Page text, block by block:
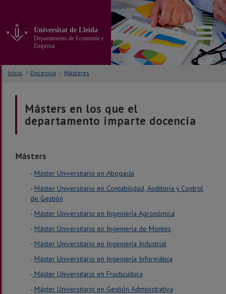
contenido
principal
página
Universitat de Lleida
Departamento de Economía y
Empresa
Inicio / Docencia / Másteres
Másters en los que el
departamento imparte docencia
Másters
- Máster Universitario en Abogacía
- Máster Universitario en Contabilidad, Auditoría y Control
de Gestión
- Máster Universitario en Ingeniería Agronómica
- Máster Universitario en Ingeniería de Montes
- Máster Universitario en Ingeniería Industrial
- Máster Universitario en Ingeniería Informática
- Máster Universitario en Fructicultura
- Máster Universitario en Gestión Administrativa